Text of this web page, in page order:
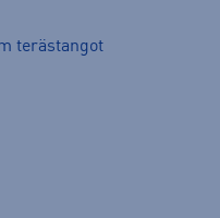
terästangot